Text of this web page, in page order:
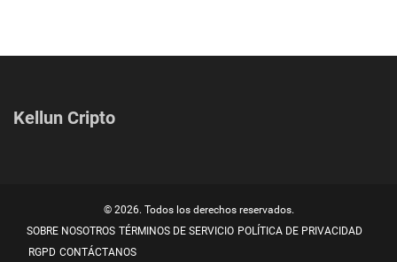
Kellun Cripto
© 2026. Todos los derechos reservados.
SOBRE NOSOTROS TÉRMINOS DE SERVICIO POLÍTICA DE PRIVACIDAD
RGPD CONTÁCTANOS